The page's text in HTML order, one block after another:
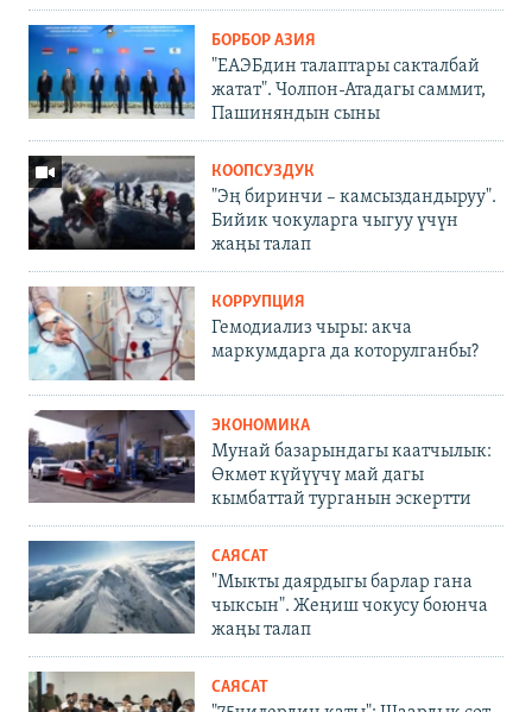
БОРБОР АЗИЯ
"ЕАЭБдин талаптары сакталбай
жатат". Чолпон-Атадагы саммит,
Пашиняндын сыны
КООПСУЗДУК
"Эң биринчи – камсыздандыруу".
Бийик чокуларга чыгуу үчүн
жаңы талап
КОРРУПЦИЯ
Гемодиализ чыры: акча
маркумдарга да которулганбы?
ЭКОНОМИКА
Мунай базарындагы каатчылык:
Өкмөт күйүүчү май дагы
кымбаттай турганын эскертти
САЯСАТ
"Мыкты даярдыгы барлар гана
чыксын". Жеңиш чокусу боюнча
жаңы талап
САЯСАТ